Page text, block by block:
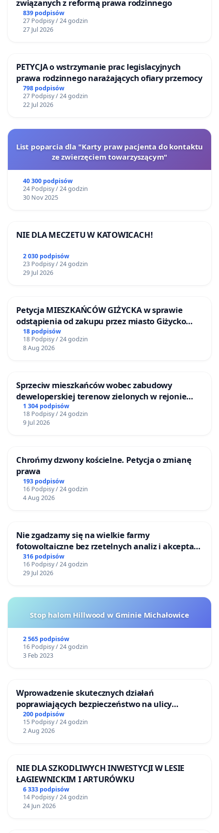
związanych z reformą prawa rodzinnego
839 podpisów
27 Podpisy / 24 godzin
27 Jul 2026
PETYCJA o wstrzymanie prac legislacyjnych
prawa rodzinnego narażających ofiary przemocy
798 podpisów
27 Podpisy / 24 godzin
22 Jul 2026
List poparcia dla "Karty praw pacjenta do kontaktu
ze zwierzęciem towarzyszącym"
40 300 podpisów
24 Podpisy / 24 godzin
30 Nov 2025
NIE DLA MECZETU W KATOWICACH!
2 030 podpisów
23 Podpisy / 24 godzin
29 Jul 2026
Petycja MIESZKAŃCÓW GIŻYCKA w sprawie
odstąpienia od zakupu przez miasto Giżycko
nieruchomości położonej nad jeziorem Niegocin
18 podpisów
18 Podpisy / 24 godzin
8 Aug 2026
Sprzeciw mieszkańców wobec zabudowy
deweloperskiej terenow zielonych w rejonie
Bulwarów Straceńskich w Bielsku-Białej
1 304 podpisów
18 Podpisy / 24 godzin
9 Jul 2026
Chrońmy dzwony kościelne. Petycja o zmianę
prawa
193 podpisów
16 Podpisy / 24 godzin
4 Aug 2026
Nie zgadzamy się na wielkie farmy
fotowoltaiczne bez rzetelnych analiz i akceptacji
mieszkańców
316 podpisów
16 Podpisy / 24 godzin
29 Jul 2026
Stop halom Hillwood w Gminie Michałowice
2 565 podpisów
16 Podpisy / 24 godzin
3 Feb 2023
Wprowadzenie skutecznych działań
poprawiających bezpieczeństwo na ulicy
Żeromskiego w Otwocku
200 podpisów
15 Podpisy / 24 godzin
2 Aug 2026
NIE DLA SZKODLIWYCH INWESTYCJI W LESIE
ŁAGIEWNICKIM I ARTURÓWKU
6 333 podpisów
14 Podpisy / 24 godzin
24 Jun 2026